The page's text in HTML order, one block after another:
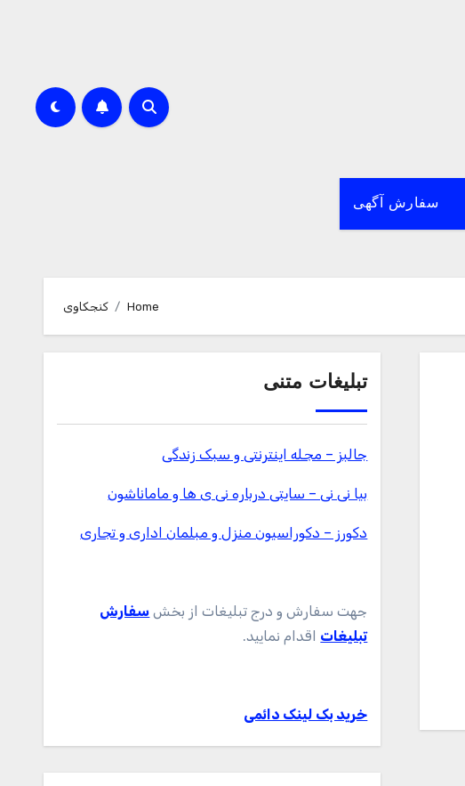
سفارش آگهی
Home کنجکاوی
تبلیغات متنی
جالبز – مجله اینترنتی و سبک زندگی
بیا نی نی – سایتی درباره نی ی ها و ماماناشون
دکورز – دکوراسیون منزل و مبلمان اداری و تجاری
جهت سفارش و درج تبلیغات از بخش سفارش
تبلیغات اقدام نمایید.
خرید بک لینک دائمی